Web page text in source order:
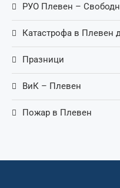
РУО Плевен –
Катастрофа в Плевен
Празници
ВиК – Плевен
Пожар в Плевен